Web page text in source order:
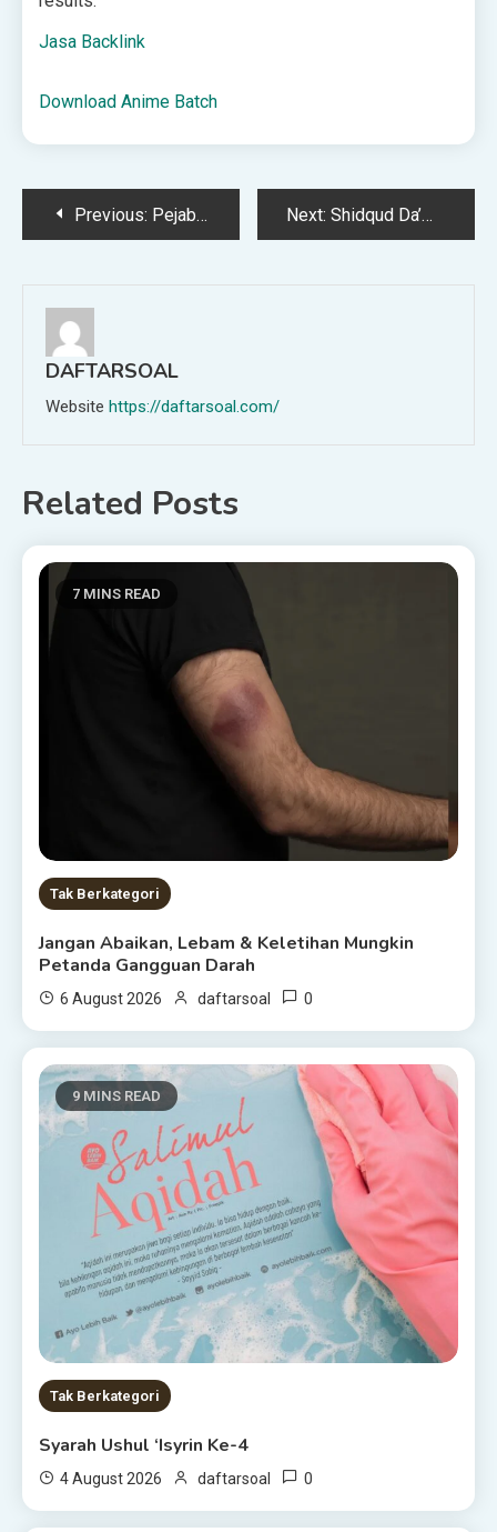
Jasa Backlink
Download Anime Batch
PostPrevious: Pejabat Berqurban Dari Uang APBN Next: Shidqud Da’wah (Dakwah Yang Benar)
DAFTARSOAL
Website https://daftarsoal.com/
Related Posts
7 MINS READ
Tak Berkategori
Jangan Abaikan, Lebam & Keletihan Mungkin
Petanda Gangguan Darah
6 August 2026 daftarsoal 0
9 MINS READ
Tak Berkategori
Syarah Ushul ‘Isyrin Ke-4
4 August 2026 daftarsoal 0